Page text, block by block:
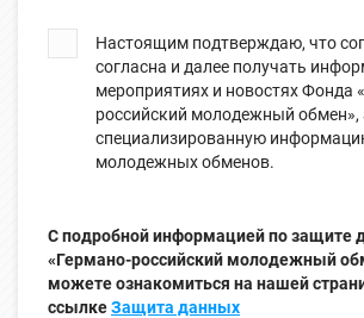
Настоящим подтверждаю, что
согласна и далее получать
мероприятиях и новостях Фонда
российский молодежный обмен»,
специализированную
молодежных обменов.
С подробной информацией по защите
«Германо-российский молодежный
можете ознакомиться на нашей
ссылкеЗащита данных